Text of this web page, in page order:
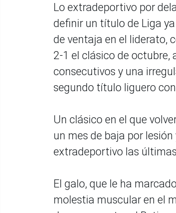
Lo extradeportivo por
definir un título de Liga
de ventaja en el liderato,
2-1 el clásico de octubre,
consecutivos y una
segundo título liguero
Un clásico en el que
un mes de baja por
extradeportivo las
El galo, que le ha
molestia muscular en el